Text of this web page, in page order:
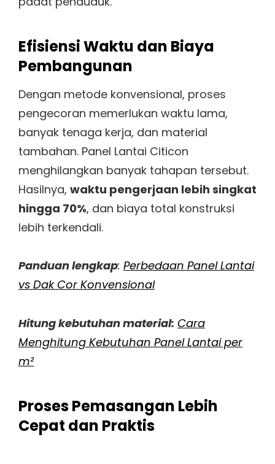
Efisiensi Waktu dan Biaya
Pembangunan
Dengan metode konvensional, proses
pengecoran memerlukan waktu lama,
banyak tenaga kerja, dan material
tambahan. Panel Lantai Citicon
menghilangkan banyak tahapan tersebut.
Hasilnya, waktu pengerjaan lebih singkat
hingga 70%, dan biaya total konstruksi
lebih terkendali.
Panduan lengkap: Perbedaan Panel Lantai
vs Dak Cor Konvensional
Hitung kebutuhan material: Cara
Menghitung Kebutuhan Panel Lantai per
m²
Proses Pemasangan Lebih
Cepat dan Praktis